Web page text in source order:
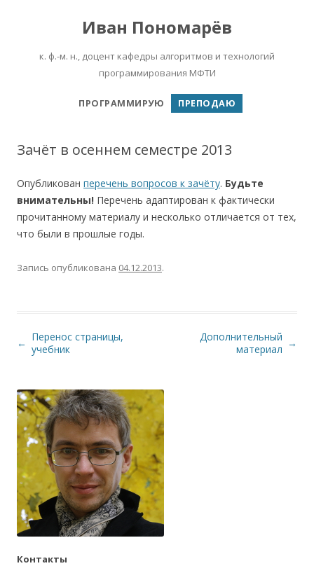
Иван Пономарёв
к. ф.-м. н., доцент кафедры алгоритмов и технологий
программирования МФТИ
Перейти к содержимому
ПРОГРАММИРУЮ ПРЕПОДАЮ
Зачёт в осеннем семестре 2013
Опубликован перечень вопросов к зачёту. Будьте
внимательны! Перечень адаптирован к фактически
прочитанному материалу и несколько отличается от тех,
что были в прошлые годы.
Запись опубликована 04.12.2013.
Навигация по записям
← Перенос страницы,
учебник
Дополнительный
материал →
Контакты